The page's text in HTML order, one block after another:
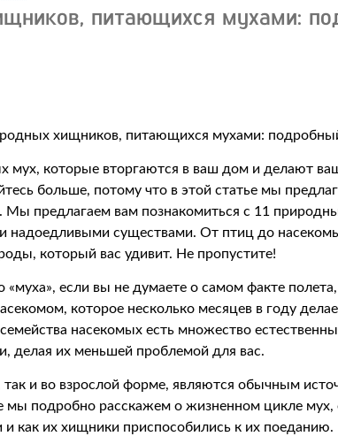
питающихся мухами:
мух, которые вторгаются в ваш дом и делают
больше, потому что в этой статье мы
Мы предлагаем вам познакомиться с 11
надоедливыми существами. От птиц до
который вас удивит. Не пропустите!
если вы не думаете о самом факте полета,
которое несколько месяцев в году
насекомых есть множество
делая их меньшей проблемой для вас.
так и во взрослой форме, являются обычным
подробно расскажем о жизненном цикле мух,
как их хищники приспособились к их поеданию.